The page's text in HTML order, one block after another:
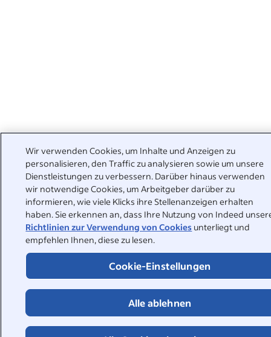
Wir verwenden Cookies, um Inhalte und Anzeigen zu
personalisieren, den Traffic zu analysieren sowie um unsere
Dienstleistungen zu verbessern. Darüber hinaus verwenden
wir notwendige Cookies, um Arbeitgeber darüber zu
informieren, wie viele Klicks ihre Stellenanzeigen erhalten
haben. Sie erkennen an, dass Ihre Nutzung von Indeed
Richtlinien zur Verwendung von Cookies unterliegt und
empfehlen Ihnen, diese zu lesen.
Cookie-Einstellungen
Alle ablehnen